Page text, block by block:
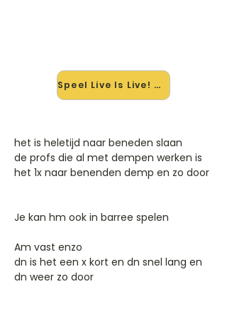
Speel Live Is Live! mee →
het is heletijd naar beneden slaan
de profs die al met dempen werken is
het 1x naar benenden demp en zo door
Je kan hm ook in barree spelen
Am vast enzo
dn is het een x kort en dn snel lang en
dn weer zo door